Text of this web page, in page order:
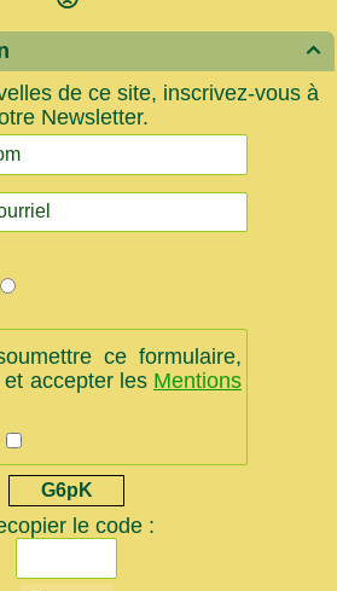

de ce site, inscrivez-vous à
Newsletter.
ce formulaire,
accepter les Mentions
G6pK
le code :